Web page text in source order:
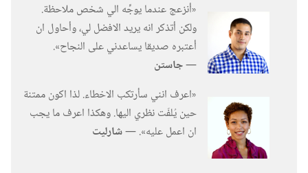
‏«أنزعج عندما يوجِّه الي شخص ملاحظة.‏
ولكن أتذكر انه يريد الافضل لي،‏ وأحاول ان
أعتبره صديقا يساعدني على النجاح».‏
—‏جاستن
‏«اعرف انني سأرتكب الاخطاء.‏ لذا اكون ممتنة
حين يُلفَت نظري اليها.‏ وهكذا اعرف ما يجب
ان اعمل عليه».‏ —‏شارليت